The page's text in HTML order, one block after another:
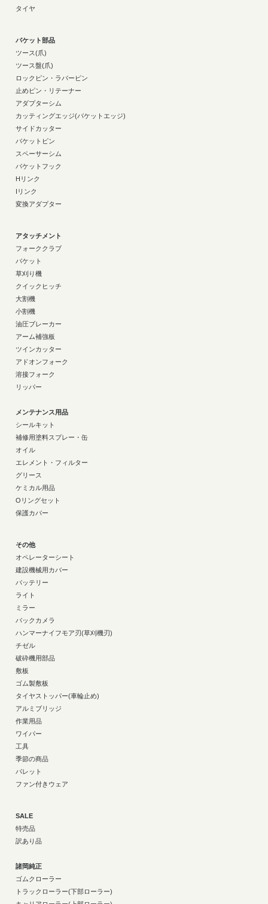
タイヤ
バケット部品
ツース(爪)
ツース盤(爪)
ロックピン・ラバーピン
止めピン・リテーナー
アダプターシム
カッティングエッジ(バケットエッジ)
サイドカッター
バケットピン
スペーサーシム
バケットフック
Hリンク
Iリンク
変換アダプター
アタッチメント
フォーククラブ
バケット
草刈り機
クイックヒッチ
大割機
小割機
油圧ブレーカー
アーム補強板
ツインカッター
アドオンフォーク
溶接フォーク
リッパー
メンテナンス用品
シールキット
補修用塗料スプレー・缶
オイル
エレメント・フィルター
グリース
ケミカル用品
Oリングセット
保護カバー
その他
オペレーターシート
建設機械用カバー
バッテリー
ライト
ミラー
バックカメラ
ハンマーナイフモア刃(草刈機刃)
チゼル
破砕機用部品
敷板
ゴム製敷板
タイヤストッパー(車輪止め)
アルミブリッジ
作業用品
ワイパー
工具
季節の商品
パレット
ファン付きウェア
SALE
特売品
訳あり品
諸岡純正
ゴムクローラー
トラックローラー(下部ローラー)